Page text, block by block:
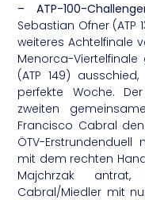
– ATP-100-
Sebastian Ofner (ATP
weiteres Achtelfinale
Menorca-
(ATP 149)
perfekte Woche.
zweiten
Francisco Cabral
ÖTV-
mit dem rechten
Majchrzak antrat,
Cabral/Miedler mit